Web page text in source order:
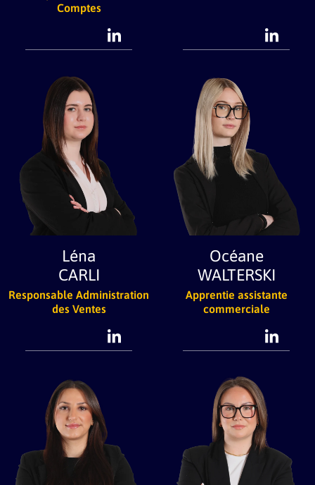
Comptes
Léna
CARLI
Responsable Administration
des Ventes
Océane
WALTERSKI
Apprentie assistante
commerciale